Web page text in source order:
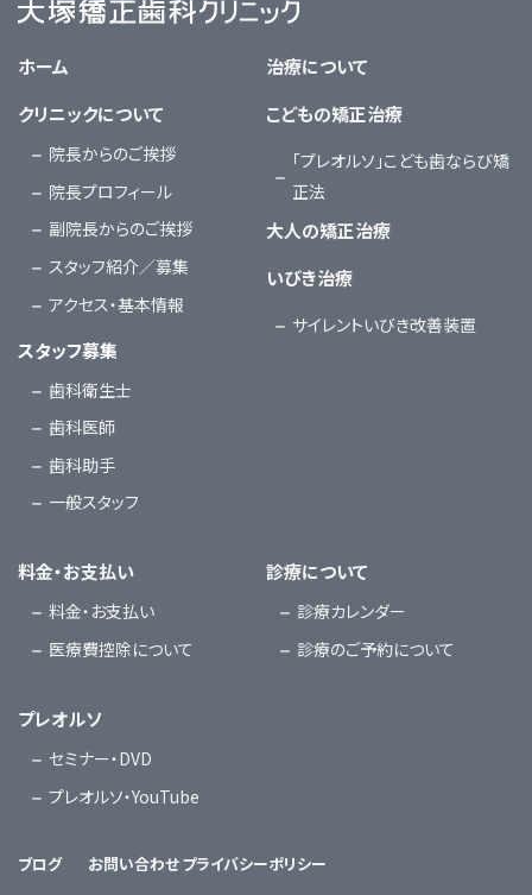
ホーム
クリニックについて
院長からのご挨拶
院長プロフィール
副院長からのご挨拶
スタッフ紹介／募集
アクセス・基本情報
スタッフ募集
歯科衛生士
歯科医師
歯科助手
一般スタッフ
治療について
こどもの矯正治療
「プレオルソ」こども歯ならび矯
正法
大人の矯正治療
いびき治療
サイレントいびき改善装置
料金・お支払い
料金・お支払い
医療費控除について
診療について
診療カレンダー
診療のご予約について
プレオルソ
セミナー・DVD
プレオルソ・YouTube
ブログ お問い合わせプライバシーポリシー